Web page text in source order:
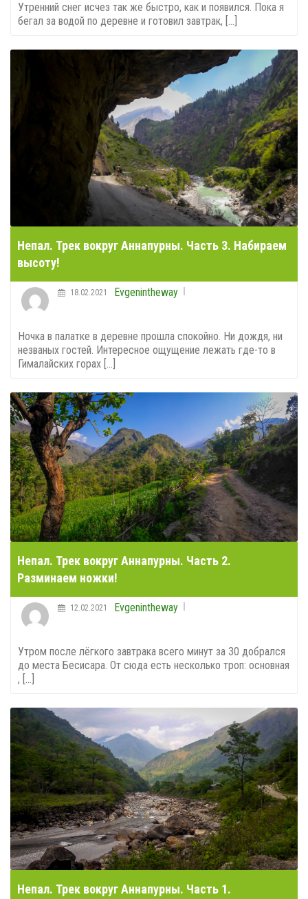
Утренний снег исчез так же быстро, как и появился. Пока я
бегал за водой по деревне и готовил завтрак, [...]
Непал. Трек вокруг Аннапурны. Часть 3. Набираем
высоту!
Evgenintheway
18.02.2021
Ночка в палатке в деревне прошла спокойно. Ни дождя, ни
незваных гостей. Интересное ощущение лежать где-то в
Гималайских горах [...]
Непал. Трек вокруг Аннапурны. Часть 2.
Разминаем ножки!
Evgenintheway
12.02.2021
Утром после лёгкого завтрака всего минут за 30 добрался
до места Бесисара. От сюда есть несколько троп: основная
, [...]
Непал. Трек вокруг Аннапурны. Часть 1.